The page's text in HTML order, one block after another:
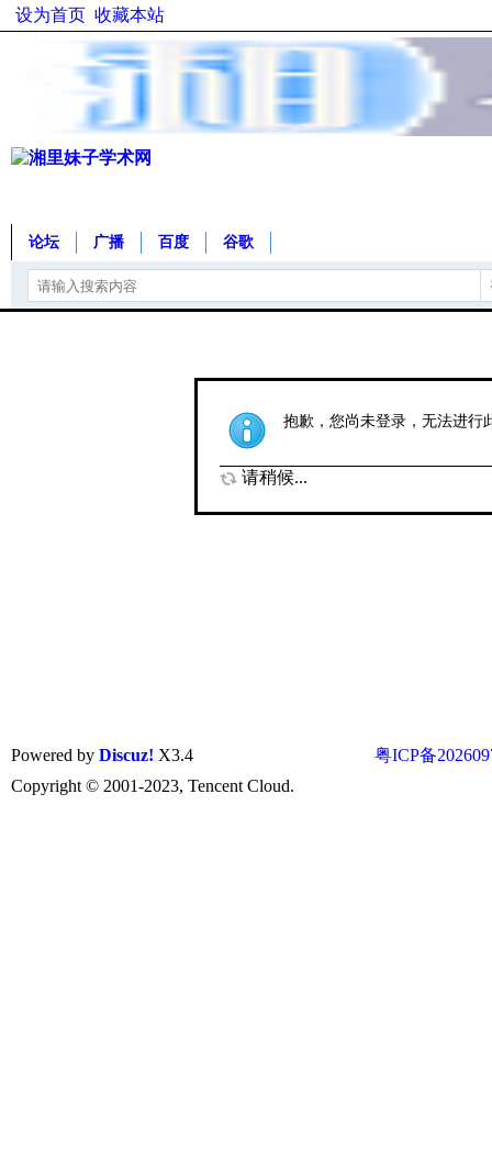
设为首页 收藏本站
论坛 广播 百度 谷歌
抱歉，您尚未登录，无法进行
请稍候...
粤ICP备
Powered by Discuz! X3.4
Copyright © 2001-2023, Tencent Cloud.